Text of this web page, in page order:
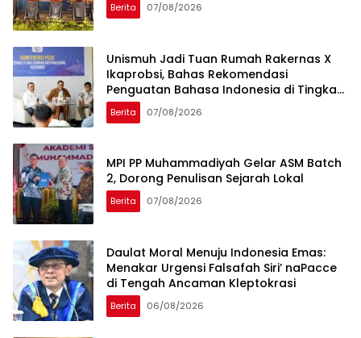
Berita 07/08/2026
Unismuh Jadi Tuan Rumah Rakernas X
Ikaprobsi, Bahas Rekomendasi
Penguatan Bahasa Indonesia di Tingkat
Global
Berita 07/08/2026
MPI PP Muhammadiyah Gelar ASM Batch
2, Dorong Penulisan Sejarah Lokal
Berita 07/08/2026
Daulat Moral Menuju Indonesia Emas:
Menakar Urgensi Falsafah Siri’ naPacce
di Tengah Ancaman Kleptokrasi
Berita 06/08/2026